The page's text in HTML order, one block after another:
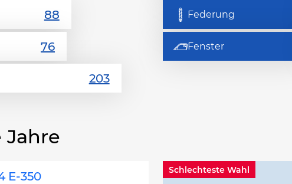
Federung
Fenster
Jahre
E-350 Schlechteste Wahl